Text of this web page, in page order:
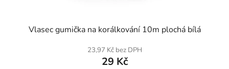
Vlasec gumička na korálkování 10m plochá bílá
23,97 Kč bez DPH
29 Kč